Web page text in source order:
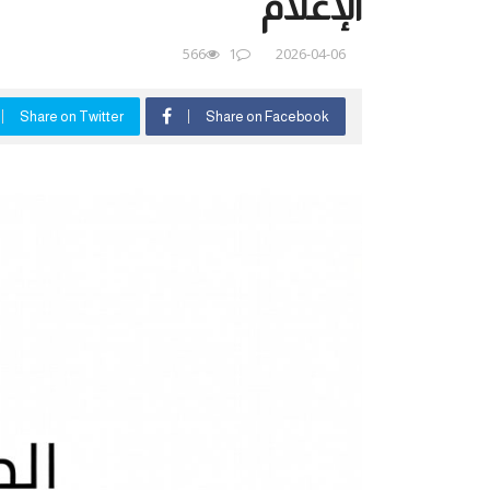
2026-04-06
1
566
Share on Facebook
Share on Twitter